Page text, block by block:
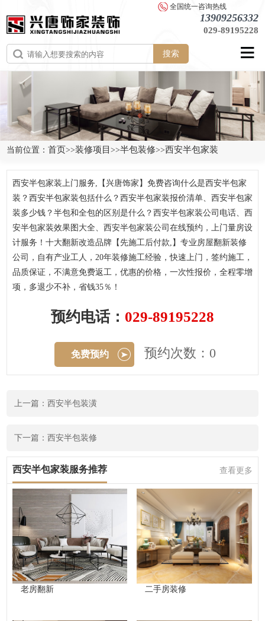
全国统一咨询热线
13909256332
029-89195228
搜索
当前位置：首页>>装修项目>>半包装修>>西安半包家装
西安半包家装上门服务,【兴唐饰家】免费咨询什么是西安半包家
装？西安半包家装包括什么？西安半包家装报价清单、西安半包家
装多少钱？半包和全包的区别是什么？西安半包家装公司电话、西
安半包家装效果图大全、西安半包家装公司在线预约，上门量房设
计服务！十大翻新改造品牌【先施工后付款,】专业房屋翻新装修
公司，自有产业工人，20年装修施工经验，快速上门，签约施工，
品质保证，不满意免费返工，优惠的价格，一次性报价，全程零增
项，多退少不补，省钱35％！
预约电话： 029-89195228
免费预约 预约次数：0
上一篇：西安半包装潢
下一篇：西安半包装修
西安半包家装服务推荐 查看更多
老房翻新 二手房装修